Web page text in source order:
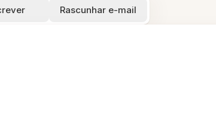
Rascunhar e-mail